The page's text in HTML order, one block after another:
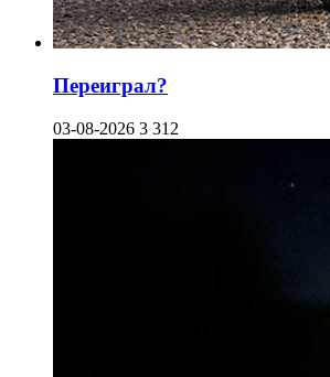
Переиграл?
03-08-2026 3 312